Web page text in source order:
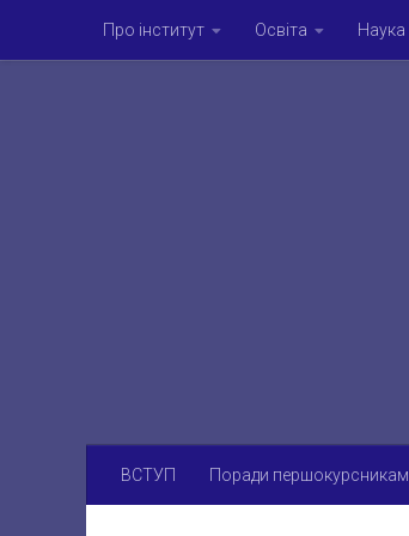
Skip to contentПро інститут Освіта Наука
ВСТУП Поради першокурсникам